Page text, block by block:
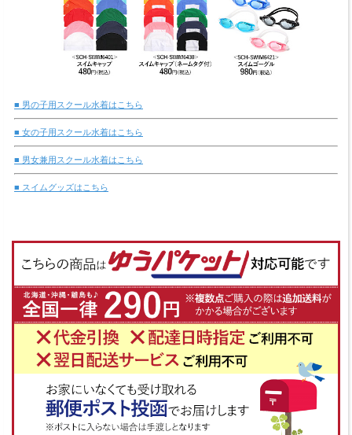
■ 男の子用スクール水着はこちら
■ 女の子用スクール水着はこちら
■ 男女兼用スクール水着はこちら
■ スイムグッズはこちら